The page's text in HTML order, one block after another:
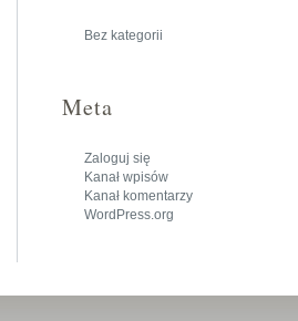
Bez kategorii
Meta
Zaloguj się
Kanał wpisów
Kanał komentarzy
WordPress.org